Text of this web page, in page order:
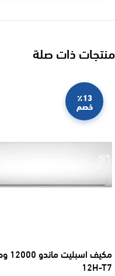
منتجات ذات صلة
٪13
خصم
12H-T7